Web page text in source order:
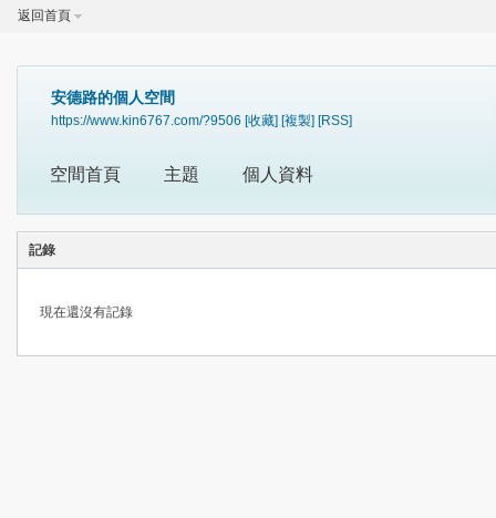
返回首頁
安德路的個人空間
https://www.kin6767.com/?9506 [收藏] [複製] [RSS]
空間首頁 主題 個人資料
記錄
現在還沒有記錄